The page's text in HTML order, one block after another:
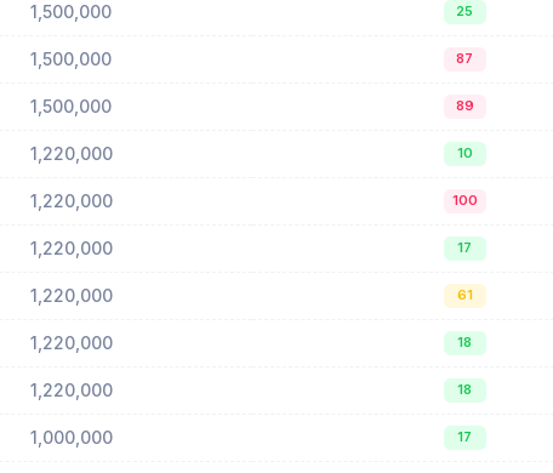
1,500,000 25
1,500,000 87
1,500,000 89
1,220,000 10
1,220,000 100
1,220,000 17
1,220,000 61
1,220,000 18
1,220,000 18
1,000,000 17